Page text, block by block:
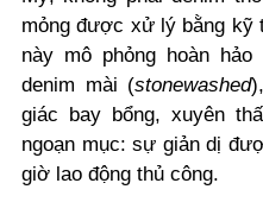
mỏng được xử lý bằng kỹ
này mô phỏng hoàn
denim mài (stonewashed
giác bay bổng, xuyên
ngoạn mục: sự giản dị
giờ lao động thủ công.